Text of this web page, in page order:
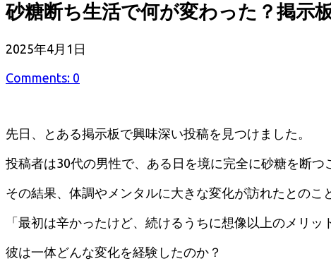
砂糖断ち生活で何が変わった？掲示
公
日
2025年4月1日
Comments: 0
先日、とある掲示板で興味深い投稿を見つけました。
投稿者は30代の男性で、ある日を境に完全に砂糖を断つ
その結果、体調やメンタルに大きな変化が訪れたとのこ
「最初は辛かったけど、続けるうちに想像以上のメリッ
彼は一体どんな変化を経験したのか？